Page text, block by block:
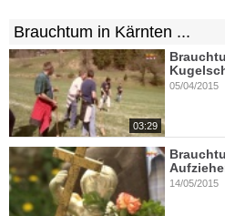
Brauchtum in Kärnten ...
03:29
05/04/2015
14/05/2015